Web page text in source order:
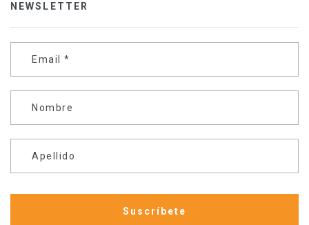
NEWSLETTER
Email *
Nombre
Apellido